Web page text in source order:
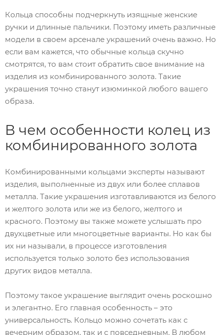
Кольца способны подчеркнуть изящные женские
ручки и длинные пальчики. Поэтому иметь различные
модели в своем арсенале украшений очень важно. Но
если вам кажется, что обычные кольца скучно
смотрятся, то вам стоит обратить свое внимание на
изделия из комбинированного золота. Такие
украшения точно станут изюминкой любого вашего
образа.
В чем особенности колец из
комбинированного золота
Комбинированными кольцами эксперты называют
изделия, выполненные из двух или более сплавов
металла. Такие украшения изготавливаются из белого
и желтого золота или же из белого, желтого и
красного. Поэтому вы также можете услышать про
двухцветные или многоцветные варианты. Но как бы
их ни называли, в процессе изготовления
используется только золото без использования
других видов металла.
Поэтому такое украшение выглядит очень роскошно
и элегантно. Его главная особенность – это
универсальность. Кольцо можно сочетать как с
вечерним образом, так и с повседневным. В любом